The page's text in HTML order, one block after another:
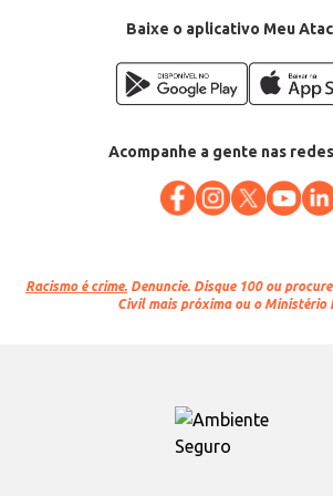
Baixe o aplicativo Meu
Acompanhe a gente nas
Racismo é crime. Denuncie. Disque 100 ou
Civil mais próxima ou o Ministério